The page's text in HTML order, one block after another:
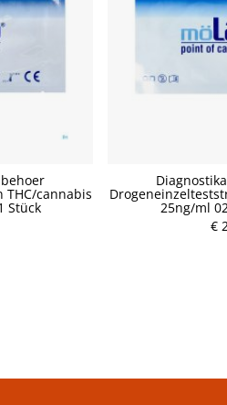
cannabis
Stück
25ng/ml
€